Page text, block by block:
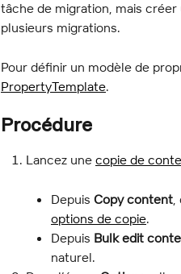
tâche de migration, mais
plusieurs migrations.
Pour définir un modèle de
PropertyTemplate.
Procédure
Lancez une copie de
Depuis Copy content,
options de copie.
Depuis Bulk edit
naturel.